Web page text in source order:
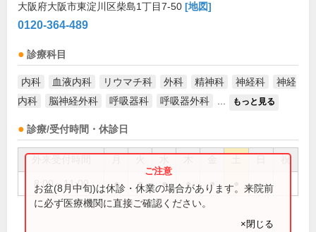
大阪府大阪市東淀川区柴島1丁目7-50 [地図]
0120-364-489
診療科目
内科 血液内科 リウマチ科 外科 精神科 神経科
神経
内科
脳神経外科 呼吸器科 呼吸器外科 もっと見る
診療/受付時間・休診日
祝
8:00～11:00 ● ● ● ● ●
お盆(8月中旬)は休診・休業の場合があります。来院前
に必ず医療機関に直接ご確認ください。
×閉じる